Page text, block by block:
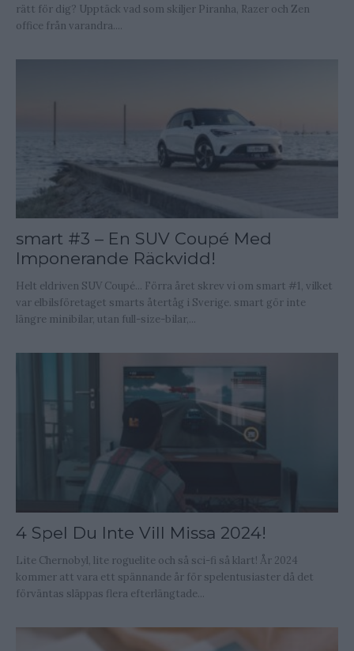
rätt för dig? Upptäck vad som skiljer Piranha, Razer och Zen
office från varandra....
smart #3 – En SUV Coupé Med
Imponerande Räckvidd!
Helt eldriven SUV Coupé... Förra året skrev vi om smart #1, vilket
var elbilsföretaget smarts återtåg i Sverige. smart gör inte
längre minibilar, utan full-size-bilar,...
4 Spel Du Inte Vill Missa 2024!
Lite Chernobyl, lite roguelite och så sci-fi så klart! År 2024
kommer att vara ett spännande år för spelentusiaster då det
förväntas släppas flera efterlängtade...